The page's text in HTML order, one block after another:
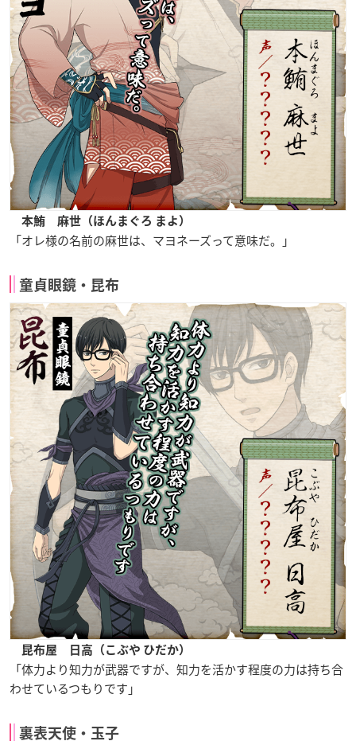
本鮪 麻世（ほんまぐろ まよ）
「オレ様の名前の麻世は、マヨネーズって意味だ。」
童貞眼鏡・昆布
昆布屋 日高（こぶや ひだか）
「体力より知力が武器ですが、知力を活かす程度の力は持ち合
わせているつもりです」
裏表天使・玉子